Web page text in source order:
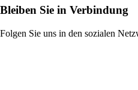
Bleiben Sie in Verbindung
Folgen Sie uns in den sozialen